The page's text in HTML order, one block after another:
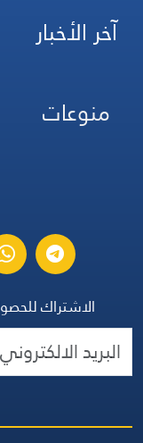
آخر الأخبار
منوعات
الاشتراك